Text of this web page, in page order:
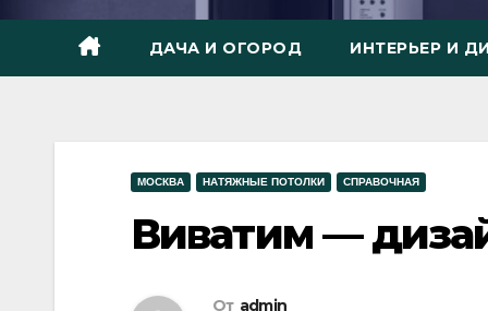
ДАЧА И ОГОРОД ИНТЕРЬЕР И
МОСКВА НАТЯЖНЫЕ ПОТОЛКИ СПРАВОЧНАЯ
Виватим —
От admin